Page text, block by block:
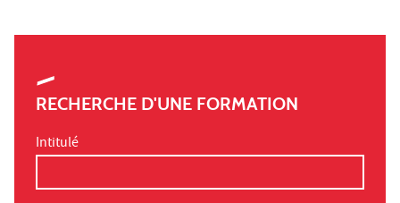
RECHERCHE D'UNE FORMATION
Intitulé